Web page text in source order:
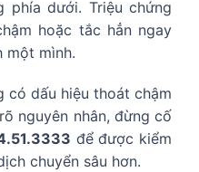
dưới. Triệu chứng
hoặc tắc hẳn ngay
một mình.
có dấu hiệu thoát chậm
nguyên nhân, đừng cố
để được kiểm
chuyển sâu hơn.